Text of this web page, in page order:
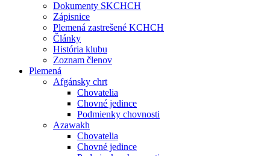
Dokumenty SKCHCH
Zápisnice
Plemená zastrešené KCHCH
Články
História klubu
Zoznam členov
Plemená
Afgánsky chrt
Chovatelia
Chovné jedince
Podmienky chovnosti
Azawakh
Chovatelia
Chovné jedince